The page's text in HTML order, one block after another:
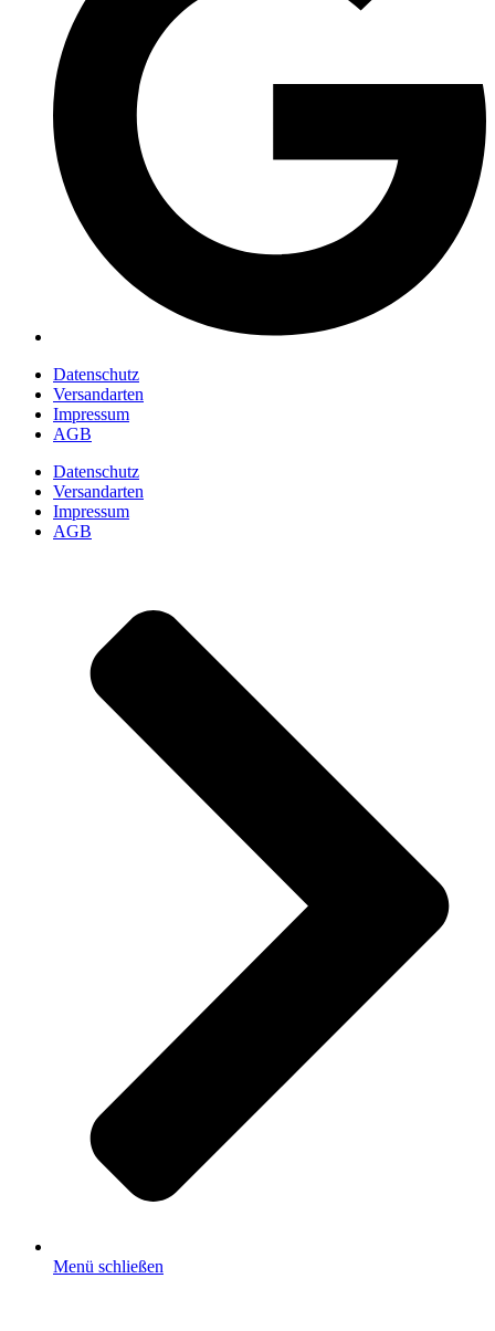
Datenschutz
Versandarten
Impressum
AGB
Datenschutz
Versandarten
Impressum
AGB
Menü schließen